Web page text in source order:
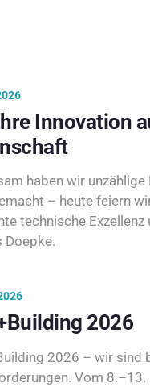
Innovation
haben wir
– heute feiern
technische Exzellenz
Doepke.
2026
2026 – wir sind
Vom 8.–13.